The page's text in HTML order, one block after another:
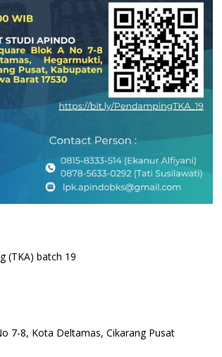
(TKA) batch 19
7-8, Kota Deltamas, Cikarang Pusat